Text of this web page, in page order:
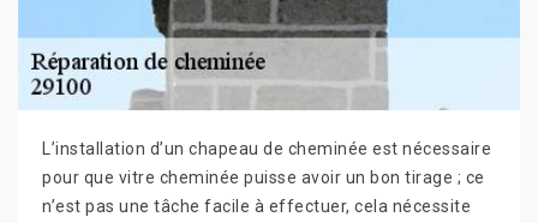
L’installation d’un chapeau de cheminée est nécessaire
pour que vitre cheminée puisse avoir un bon tirage ; ce
n’est pas une tâche facile à effectuer, cela nécessite